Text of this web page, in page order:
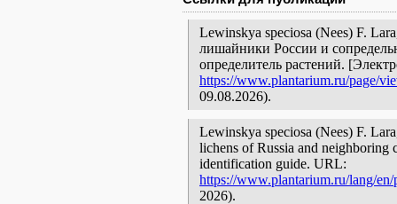
Lewinskya speciosa (Nees) F.
лишайники России и
определитель растений.
https://www.plantarium.ru/page/
09.08.2026).
Lewinskya speciosa (Nees) F.
lichens of Russia and neighboring
identification guide. URL:
https://www.plantarium.ru/lang/
2026).